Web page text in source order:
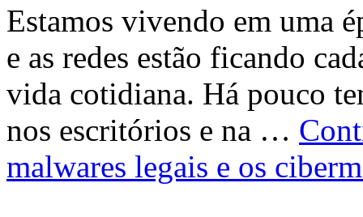
Estamos vivendo em uma
e as redes estão ficando
vida cotidiana. Há pouco
nos escritórios e na …
malwares legais e os